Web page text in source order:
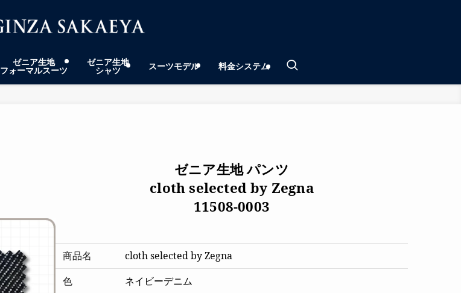
ゼニア生地
フォーマルスーツ
ゼニア生地
シャツ スーツモデル 料金システム
ゼニア生地 パンツ
cloth selected by Zegna
11508-0003
商品名
cloth selected by Zegna
色
ネイビーデニム